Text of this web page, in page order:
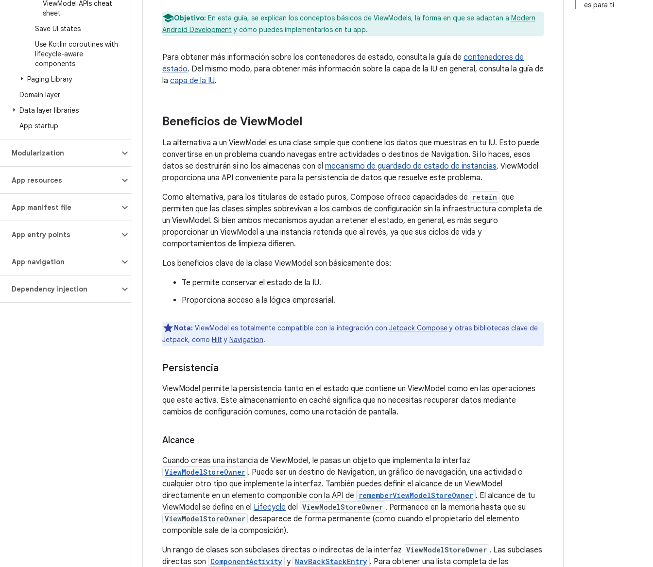
ViewModel APIs cheat
sheet
Save UI states
Use Kotlin coroutines with
lifecycle-aware
components
Paging Library
Domain layer
Data layer libraries
App startup
Modularization
App resources
App manifest file
App entry points
App navigation
Dependency injection
es para ti
Objetivo: En esta guía, se explican los conceptos básicos de ViewModels, la forma en que se adaptan a Modern
Android Development y cómo puedes implementarlos en tu app.
Para obtener más información sobre los contenedores de estado, consulta la guía de contenedores de
estado. Del mismo modo, para obtener más información sobre la capa de la IU en general, consulta la guía de
la capa de la IU.
Beneficios de ViewModel
La alternativa a un ViewModel es una clase simple que contiene los datos que muestras en tu IU. Esto puede
convertirse en un problema cuando navegas entre actividades o destinos de Navigation. Si lo haces, esos
datos se destruirán si no los almacenas con el mecanismo de guardado de estado de instancias. ViewModel
proporciona una API conveniente para la persistencia de datos que resuelve este problema.
Como alternativa, para los titulares de estado puros, Compose ofrece capacidades de
retain que
permiten que las clases simples sobrevivan a los cambios de configuración sin la infraestructura completa de
un ViewModel. Si bien ambos mecanismos ayudan a retener el estado, en general, es más seguro
proporcionar un ViewModel a una instancia retenida que al revés, ya que sus ciclos de vida y
comportamientos de limpieza difieren.
Los beneficios clave de la clase ViewModel son básicamente dos:
Te permite conservar el estado de la IU.
Proporciona acceso a la lógica empresarial.
Nota: ViewModel es totalmente compatible con la integración con Jetpack Composey otras bibliotecas clave de
Jetpack, como Hilt y Navigation.
Persistencia
ViewModel permite la persistencia tanto en el estado que contiene un ViewModel como en las operaciones
que este activa. Este almacenamiento en caché significa que no necesitas recuperar datos mediante
cambios de configuración comunes, como una rotación de pantalla.
Alcance
Cuando creas una instancia de ViewModel, le pasas un objeto que implementa la interfaz
ViewModelStoreOwner . Puede ser un destino de Navigation, un gráfico de navegación, una actividad o
cualquier otro tipo que implemente la interfaz. También puedes definir el alcance de un ViewModel
directamente en un elemento componible con la API de
rememberViewModelStoreOwner . El alcance de tu
ViewModel se define en el Lifecycle del ViewModelStoreOwner . Permanece en la memoria hasta que su
ViewModelStoreOwner desaparece de forma permanente (como cuando el propietario del elemento
componible sale de la composición).
Un rango de clases son subclases directas o indirectas de la interfaz ViewModelStoreOwner . Las subclases
directas son ComponentActivity y NavBackStackEntry . Para obtener una lista completa de las